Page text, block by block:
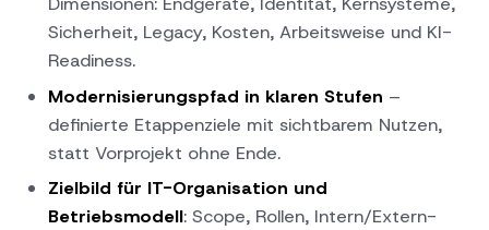
Sicherheit, Legacy, Kosten, Arbeitsweise und KI-
Readiness.
Modernisierungspfad in klaren Stufen –
definierte Etappenziele mit sichtbarem Nutzen,
statt Vorprojekt ohne Ende.
Zielbild für IT-Organisation und
Betriebsmodell: Scope, Rollen, Intern/Extern-